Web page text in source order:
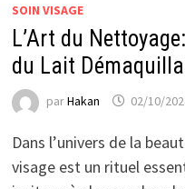
SOIN VISAGE
L’Art du
du Lait
parHakan 02/10/
Dans l’univers de la
visage est un rituel